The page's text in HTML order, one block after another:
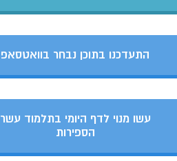
התעדכנו בתוכן נבחר בוואטסאפ
עשו מנוי לדף היומי בתלמוד עשר
הספירות